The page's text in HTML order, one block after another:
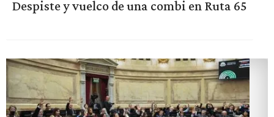
Despiste y vuelco de una combi en Ruta 65